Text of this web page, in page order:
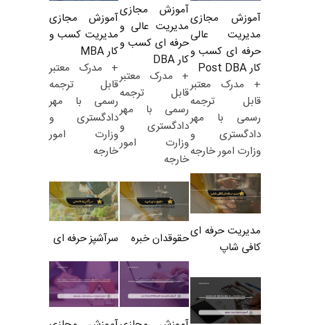
آموزش مجازی
مدیریت عالی
حرفه ای کسب و
کار Post DBA
+ مدرک معتبر
قابل ترجمه
رسمی با مهر
دادگستری و
وزارت امور خارجه
آموزش مجازی
مدیریت عالی و
حرفه ای کسب و
کار DBA
+ مدرک معتبر
قابل ترجمه
رسمی با مهر
دادگستری و
وزارت امور
خارجه
آموزش مجازی
مدیریت کسب و
کار MBA
+ مدرک معتبر
قابل ترجمه
رسمی با مهر
دادگستری و
وزارت امور
خارجه
مدیریت حرفه ای
کافی شاپ
حقوقدان خبره سرآشپز حرفه ای